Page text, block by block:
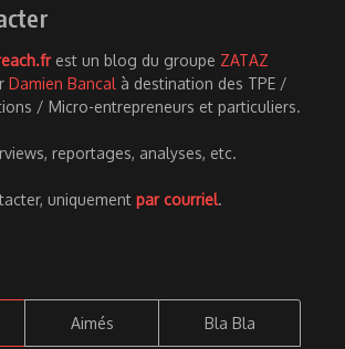
est un blog du groupe ZATAZ
Damien Bancal à destination des TPE /
/ Micro-entrepreneurs et particuliers.
reportages, analyses, etc.
uniquement par courriel.
Aimés Bla Bla